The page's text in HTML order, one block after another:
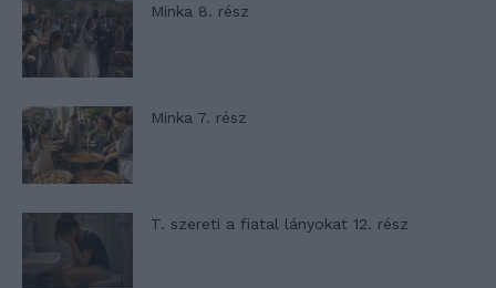
Minka 8. rész
Minka 7. rész
T. szereti a fiatal lányokat 12. rész